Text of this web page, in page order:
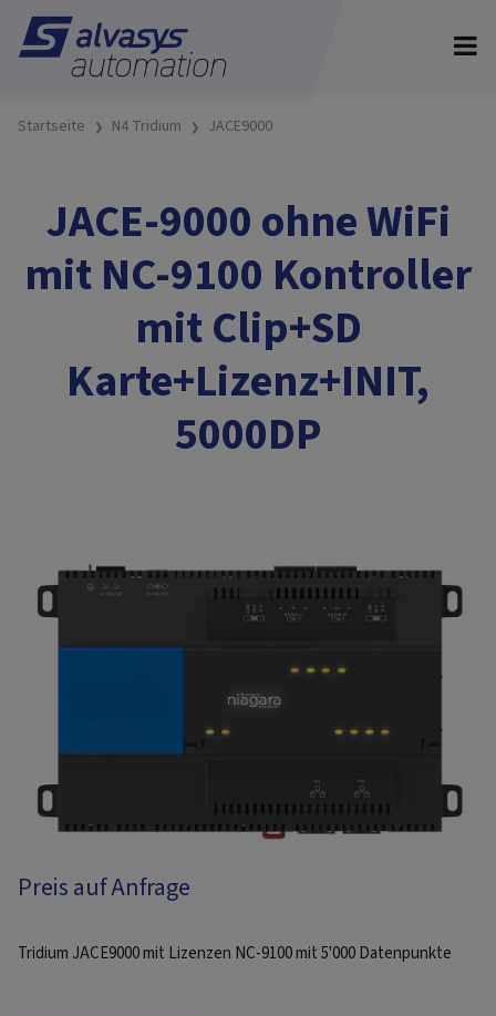
Startseite N4 Tridium JACE9000
JACE-9000 ohne WiFi
mit NC-9100 Kontroller
mit Clip+SD
Karte+Lizenz+INIT,
5000DP
Preis auf Anfrage
Tridium JACE9000 mit Lizenzen NC-9100 mit 5'000 Datenpunkte